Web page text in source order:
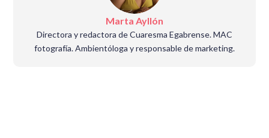
Marta Ayllón
Directora y redactora de Cuaresma Egabrense. MAC
fotografía. Ambientóloga y responsable de marketing.